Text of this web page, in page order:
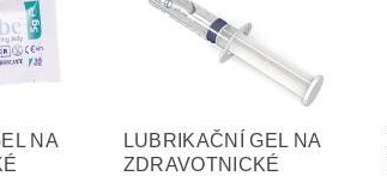
NA
LUBRIKAČNÍ GEL NA
ZDRAVOTNICKÉ